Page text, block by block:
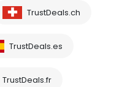
TrustDeals.ch
TrustDeals.es
TrustDeals.fr